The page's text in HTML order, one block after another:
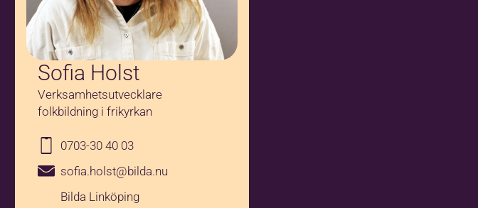
Sofia Holst
Verksamhetsutvecklare
folkbildning i frikyrkan
0703-30 40 03
sofia.holst@bilda.nu
Bilda Linköping